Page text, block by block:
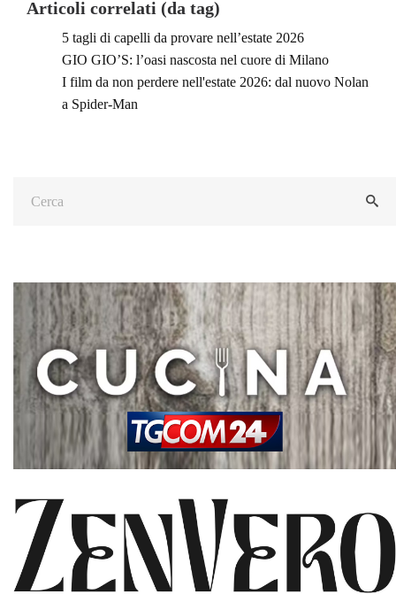
Articoli correlati (da tag)
5 tagli di capelli da provare nell’estate 2026
GIO GIO’S: l’oasi nascosta nel cuore di Milano
I film da non perdere nell'estate 2026: dal nuovo Nolan
a Spider-Man